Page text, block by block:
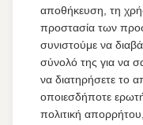
αποθήκευση, τη
προστασία των
συνιστούμε να
σύνολό της για να
να διατηρήσετε το
οποιεσδήποτε
πολιτική